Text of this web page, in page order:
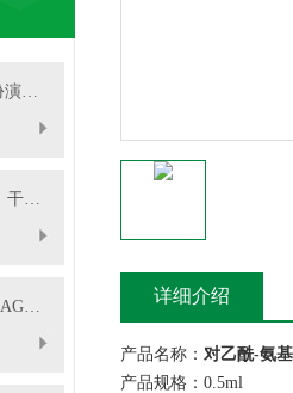
干扰物质产品-在干扰试验中扮演着重要角色
信帆生物供应：白蛋白（Alb）干扰物质
信帆生物：α1-酸性糖蛋白（AAG）干扰物质使用说明
详细介绍
产品名称： 对乙酰-氨
产品规格：0.5ml